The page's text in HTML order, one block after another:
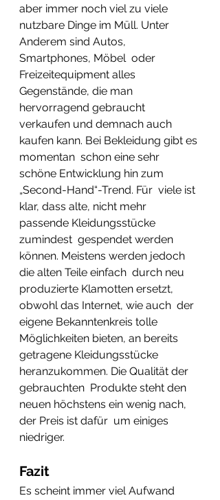
aber immer noch viel zu viele
nutzbare Dinge im Müll. Unter
Anderem sind Autos,
Smartphones, Möbel  oder
Freizeitequipment alles
Gegenstände, die man
hervorragend gebraucht
verkaufen und demnach auch
kaufen kann. Bei Bekleidung gibt es
momentan  schon eine sehr
schöne Entwicklung hin zum
„Second-Hand“-Trend. Für  viele ist
klar, dass alte, nicht mehr
passende Kleidungsstücke
zumindest  gespendet werden
können. Meistens werden jedoch
die alten Teile einfach  durch neu
produzierte Klamotten ersetzt,
obwohl das Internet, wie auch  der
eigene Bekanntenkreis tolle
Möglichkeiten bieten, an bereits
getragene Kleidungsstücke
heranzukommen. Die Qualität der
gebrauchten  Produkte steht den
neuen höchstens ein wenig nach,
der Preis ist dafür  um einiges
niedriger.
Fazit
Es scheint immer viel Aufwand